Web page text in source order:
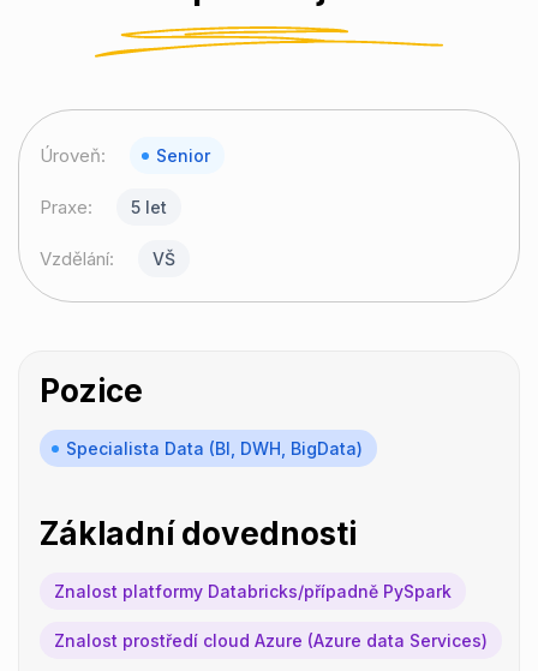
Úroveň: Senior
Praxe: 5 let
Vzdělání: VŠ
Pozice
Specialista Data (BI, DWH, BigData)
Základní dovednosti
Znalost platformy Databricks/případně PySpark
Znalost prostředí cloud Azure (Azure data Services)